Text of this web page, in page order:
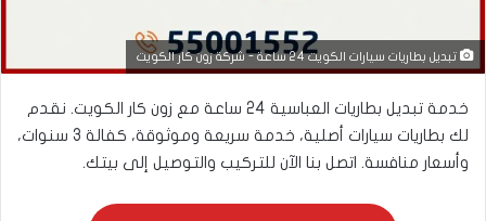
تبديل بطاريات سيارات الكويت 24 ساعة - شركة زون كار الكويت
خدمة تبديل بطاريات العباسية 24 ساعة مع زون كار الكويت. نقدم
لك بطاريات سيارات أصلية، خدمة سريعة وموثوقة، كفالة 3 سنوات،
وأسعار منافسة. اتصل بنا الآن للتركيب والتوصيل إلى بيتك.